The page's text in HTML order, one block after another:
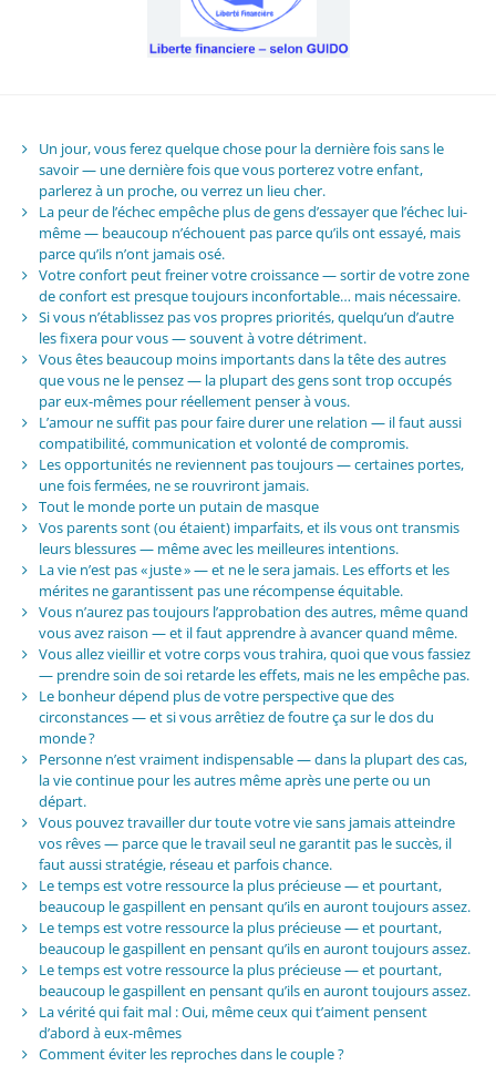
Un jour, vous ferez quelque chose pour la dernière fois sans le
savoir — une dernière fois que vous porterez votre enfant,
parlerez à un proche, ou verrez un lieu cher.
La peur de l’échec empêche plus de gens d’essayer que l’échec lui-
même — beaucoup n’échouent pas parce qu’ils ont essayé, mais
parce qu’ils n’ont jamais osé.
Votre confort peut freiner votre croissance — sortir de votre zone
de confort est presque toujours inconfortable… mais nécessaire.
Si vous n’établissez pas vos propres priorités, quelqu’un d’autre
les fixera pour vous — souvent à votre détriment.
Vous êtes beaucoup moins importants dans la tête des autres
que vous ne le pensez — la plupart des gens sont trop occupés
par eux-mêmes pour réellement penser à vous.
L’amour ne suffit pas pour faire durer une relation — il faut aussi
compatibilité, communication et volonté de compromis.
Les opportunités ne reviennent pas toujours — certaines portes,
une fois fermées, ne se rouvriront jamais.
Tout le monde porte un putain de masque
Vos parents sont (ou étaient) imparfaits, et ils vous ont transmis
leurs blessures — même avec les meilleures intentions.
La vie n’est pas « juste » — et ne le sera jamais. Les efforts et les
mérites ne garantissent pas une récompense équitable.
Vous n’aurez pas toujours l’approbation des autres, même quand
vous avez raison — et il faut apprendre à avancer quand même.
Vous allez vieillir et votre corps vous trahira, quoi que vous fassiez
— prendre soin de soi retarde les effets, mais ne les empêche pas.
Le bonheur dépend plus de votre perspective que des
circonstances — et si vous arrêtiez de foutre ça sur le dos du
monde ?
Personne n’est vraiment indispensable — dans la plupart des cas,
la vie continue pour les autres même après une perte ou un
départ.
Vous pouvez travailler dur toute votre vie sans jamais atteindre
vos rêves — parce que le travail seul ne garantit pas le succès, il
faut aussi stratégie, réseau et parfois chance.
Le temps est votre ressource la plus précieuse — et pourtant,
beaucoup le gaspillent en pensant qu’ils en auront toujours assez.
Le temps est votre ressource la plus précieuse — et pourtant,
beaucoup le gaspillent en pensant qu’ils en auront toujours assez.
Le temps est votre ressource la plus précieuse — et pourtant,
beaucoup le gaspillent en pensant qu’ils en auront toujours assez.
La vérité qui fait mal : Oui, même ceux qui t’aiment pensent
d’abord à eux-mêmes
Comment éviter les reproches dans le couple ?